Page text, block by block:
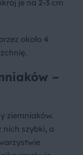
je na 2-3 cm
około 4
–
ziemniaków.
nich szybki, a